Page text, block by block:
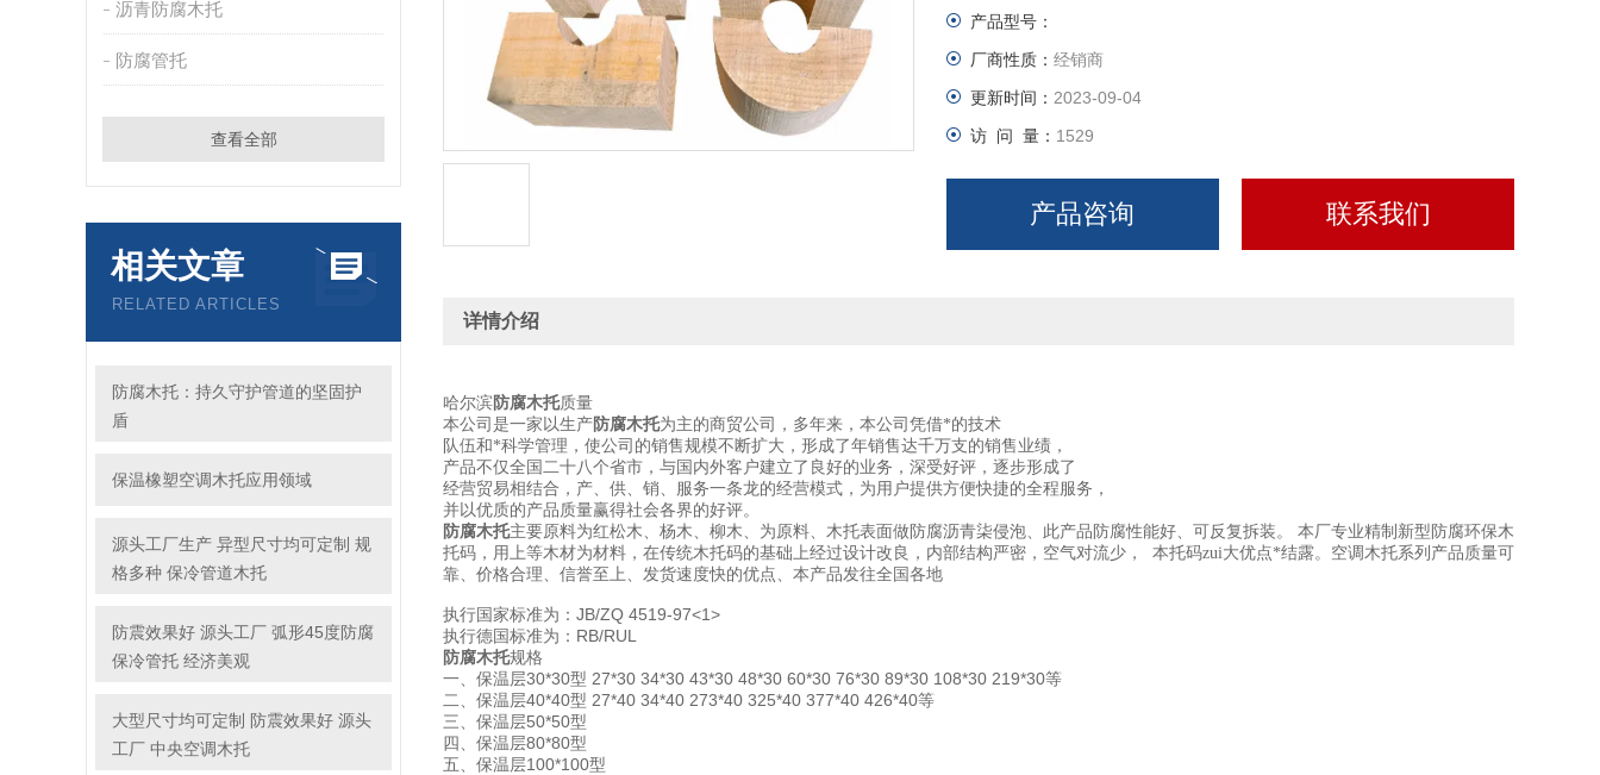
沥青防腐木托
防腐管托
查看全部
相关文章
RELATED ARTICLES
防腐木托：持久守护管道的坚固护
盾
保温橡塑空调木托应用领域
源头工厂生产 异型尺寸均可定制 规
格多种 保冷管道木托
防震效果好 源头工厂 弧形45度防腐
保冷管托 经济美观
大型尺寸均可定制 防震效果好 源头
工厂 中央空调木托
产品型号：
厂商性质： 经销商
更新时间： 2023-09-04
访 问 量： 1529
产品咨询 联系我们
详情介绍
哈尔滨防腐木托质量
本公司是一家以生产防腐木托为主的商贸公司，多年来，本公司凭借*的技术
队伍和*科学管理，使公司的销售规模不断扩大，形成了年销售达千万支的销售业绩，
产品不仅全国二十八个省市，与国内外客户建立了良好的业务，深受好评，逐步形成了
经营贸易相结合，产、供、销、服务一条龙的经营模式，为用户提供方便快捷的全程服务，
并以优质的产品质量赢得社会各界的好评。
防腐木托主要原料为红松木、杨木、柳木、为原料、木托表面做防腐沥青柒侵泡、此产品防腐性能好、可反复拆装。 本厂专业精制新型防腐环保木
托码，用上等木材为材料，在传统木托码的基础上经过设计改良，内部结构严密，空气对流少， 本托码zui大优点*结露。空调木托系列产品质量可
靠、价格合理、信誉至上、发货速度快的优点、本产品发往全国各地
执行国家标准为：JB/ZQ 4519-97<1>
执行德国标准为：RB/RUL
防腐木托规格
一、保温层30*30型 27*30 34*30 43*30 48*30 60*30 76*30 89*30 108*30 219*30等
二、保温层40*40型 27*40 34*40 273*40 325*40 377*40 426*40等
三、保温层50*50型
四、保温层80*80型
五、保温层100*100型